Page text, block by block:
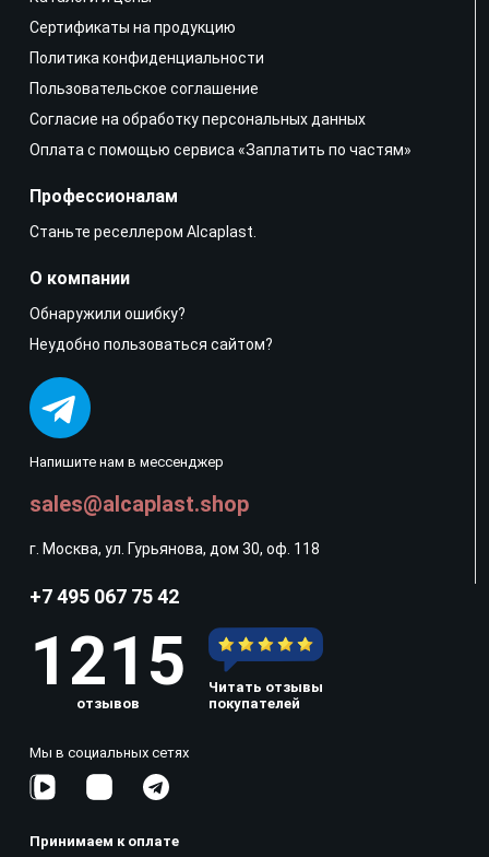
Напишите нам в мессенджер
sales@alcaplast.shop
г. Москва, ул. Гурьянова, дом 30, оф. 118
Сертификаты на продукцию
Политика конфиденциальности
Пользовательское соглашение
Согласие на обработку персональных данных
Оплата с помощью сервиса «Заплатить по частям»
Профессионалам
Станьте реселлером Alcaplast.
О компании
Обнаружили ошибку?
Неудобно пользоваться сайтом?
+7 495 067 75 42
1215
отзывов
Читать отзывы
покупателей
Мы в социальных сетях
Принимаем к оплате